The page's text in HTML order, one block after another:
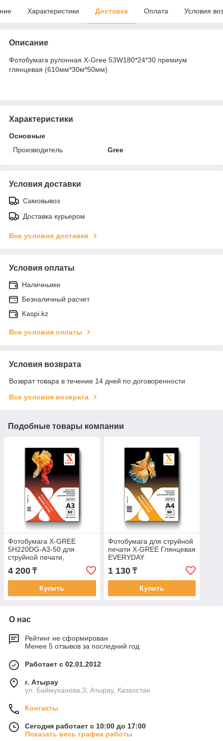
Характеристики Доставка Оплата Условия
Описание
Фотобумага рулонная X-Gree 53W180*24*30 премиум
глянцевая (610мм*30м*50мм)
Характеристики
Основные
Производитель
Gree
Условия доставки
Самовывоз
Доставка курьером
Все условия доставки
Условия оплаты
Наличными
Безналичный расчет
Kaspi.kz
Все условия оплаты
Условия возврата
Возврат товара в течение 14 дней по договоренности
Все условия возврата
Подобные товары компании
Фотобумага X-GREE
5H220DG-А3-50 для
струйной печати,
Глянцевая, Двусторонняя,
A3*297x420мм/50л/220г
4 200 ₸
Купить
Фотобумага для струйной
печати X-GREE Глянцевая
EVERYDAY
A4*210x297мм/50л/150г
NEW (26)
1 130₸
Купить
О нас
Рейтинг не сформирован
Менее 5 отзывов за последний год
Работает с 02.01.2012
г. Атырау
ул. Баймуханова,3, Атырау, Казахстан
Контакты
Сегодня работает с 10:00 до 17:00
Показать весь график работы